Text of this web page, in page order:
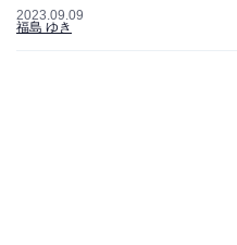
2023.09.09
福島 ゆき